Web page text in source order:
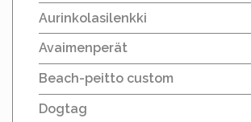
Aurinkolasilenkki
Avaimenperät
Beach-peitto custom
Dogtag